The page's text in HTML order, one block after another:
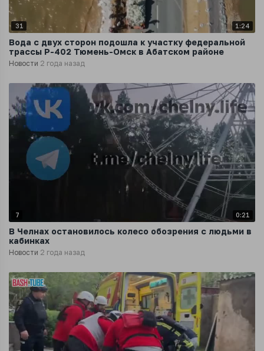
31 1:24
Вода с двух сторон подошла к участку федеральной
трассы Р-402 Тюмень-Омск в Абатском районе
Новости 2 года назад
7 0:21
В Челнах остановилось колесо обозрения с людьми в
кабинках
Новости 2 года назад